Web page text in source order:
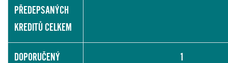
PŘEDEPSANÝCH
KREDITŮ CELKEM
DOPORUČENÝ 1